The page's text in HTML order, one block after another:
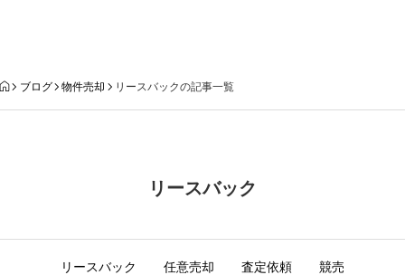
ブログ 物件売却 リースバックの記事一覧
リースバック
リースバック 任意売却 査定依頼 競売